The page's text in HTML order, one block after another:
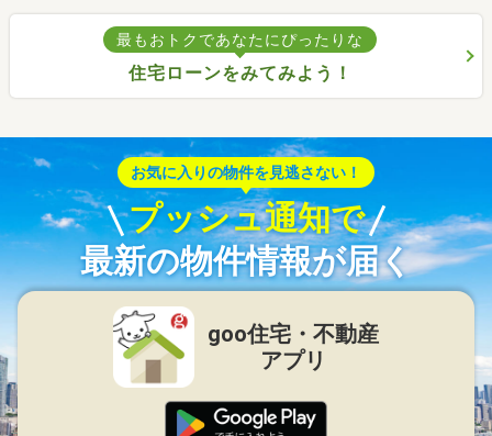
最もおトクであなたにぴったりな
住宅ローンをみてみよう！
お気に入りの物件を見逃さない！
プッシュ通知で
最新の物件情報が届く
goo住宅・不動産
アプリ